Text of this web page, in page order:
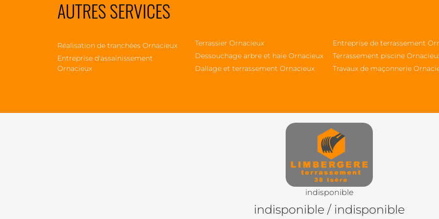
AUTRES SERVICES
Réalisation de tranchées Ornacieux
Entreprise d'assainissement
Ornacieux
Terrassier Ornacieux
Dessouchage arbre et haie Ornacieux
Dallage et terrassement Ornacieux
Entreprise de terrassement
Terrassement piscine
Travaux de maçonnerie
indisponible
indisponible / indisponible